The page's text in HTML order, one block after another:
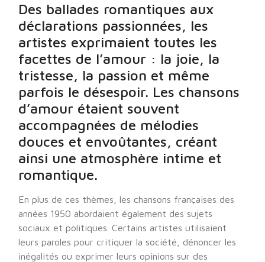
Des ballades romantiques aux
déclarations passionnées, les
artistes exprimaient toutes les
facettes de l’amour : la joie, la
tristesse, la passion et même
parfois le désespoir. Les chansons
d’amour étaient souvent
accompagnées de mélodies
douces et envoûtantes, créant
ainsi une atmosphère intime et
romantique.
En plus de ces thèmes, les chansons françaises des
années 1950 abordaient également des sujets
sociaux et politiques. Certains artistes utilisaient
leurs paroles pour critiquer la société, dénoncer les
inégalités ou exprimer leurs opinions sur des